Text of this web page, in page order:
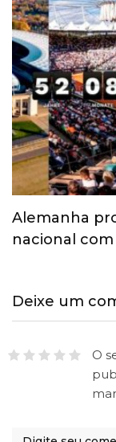
Alemanha
nacional
Deixe um
O